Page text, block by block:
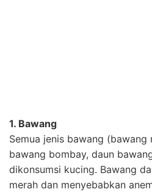
1. Bawang
Semua jenis bawang (bawang
bawang bombay, daun
dikonsumsi kucing. Bawang
merah dan menyebabkan